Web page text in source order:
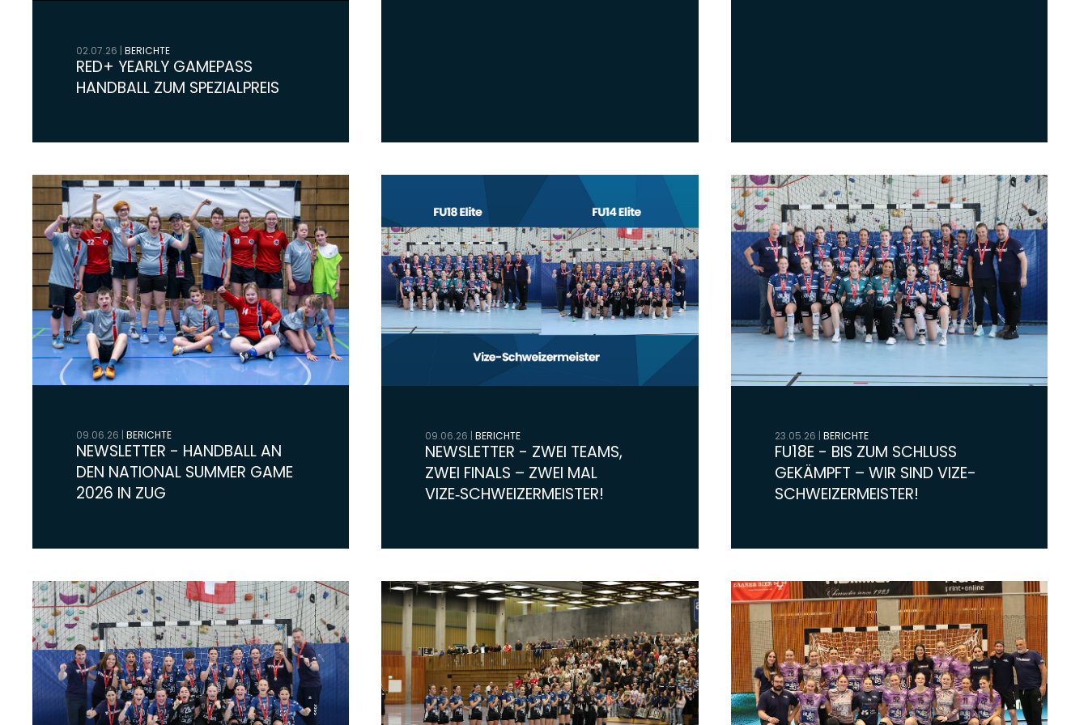
02.07.26 | BERICHTE
RED+ YEARLY GAMEPASS
HANDBALL ZUM SPEZIALPREIS
09.06.26 | BERICHTE
NEWSLETTER - HANDBALL AN
DEN NATIONAL SUMMER GAME
2026 IN ZUG
09.06.26 |BERICHTE
NEWSLETTER - ZWEI TEAMS,
ZWEI FINALS – ZWEI MAL
VIZE‑SCHWEIZERMEISTER!
23.05.26 | BERICHTE
FU18E - BIS ZUM SCHLUSS
GEKÄMPFT – WIR SIND VIZE-
SCHWEIZERMEISTER!